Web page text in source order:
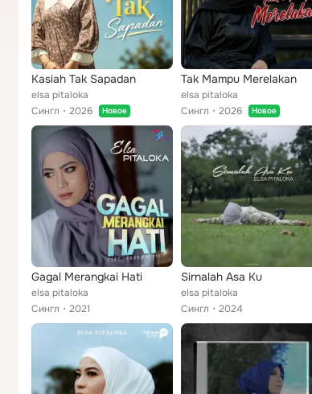
Kasiah Tak Sapadan
elsa pitaloka
Сингл
2026 Новое
Tak Mampu Merelakan
elsa pitaloka
Сингл
2026 Новое
Gagal Merangkai Hati
elsa pitaloka
Сингл
2021
Sirnalah Asa Ku
elsa pitaloka
Сингл
2024